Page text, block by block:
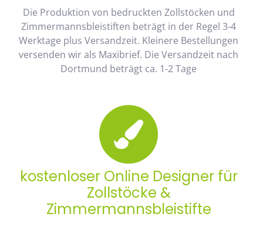
Die Produktion von bedruckten Zollstöcken und
Zimmermannsbleistiften beträgt in der Regel 3-4
Werktage plus Versandzeit. Kleinere Bestellungen
versenden wir als Maxibrief. Die Versandzeit nach
Dortmund beträgt ca. 1-2 Tage
kostenloser Online Designer für
Zollstöcke &
Zimmermannsbleistifte